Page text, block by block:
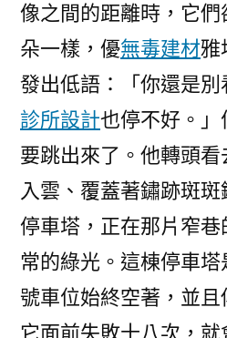
像之間的距離時，它
朵一樣，優無毒建材雅
發出低語：「你還是別
診所設計也停不好。
要跳出來了。他轉頭
入雲、覆蓋著鏽跡斑
停車塔，正在那片窄
常的綠光。這棟停車
號車位始終空著，並
它面前失敗十八次，